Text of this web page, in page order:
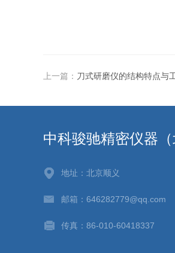
上一篇： 刀式研磨仪的结构特点与
中科骏驰精密仪器
地址：北京顺义
邮箱：646282779@qq.com
传真：86-010-60418337